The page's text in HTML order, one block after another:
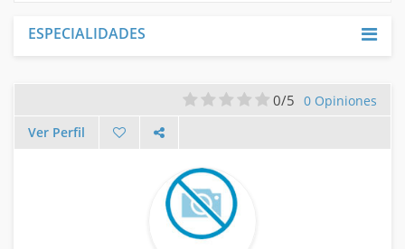
ESPECIALIDADES
0/5 0 Opiniones
Ver Perfil